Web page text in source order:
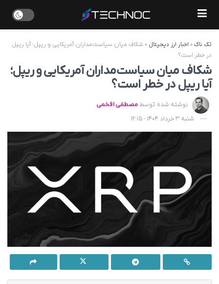
تک ناک» اخبار ارز دیجیتال » شکاف میان سیاست‌مداران آمریکایی و ریپل؛ آیا ریپل
در خطر است؟
شکاف میان سیاست‌مداران آمریکایی و ریپل؛
آیا ریپل در خطر است؟
نوشته شده توسط مصطفی افخمی
شنبه 3 خرداد 1404 - 12:15